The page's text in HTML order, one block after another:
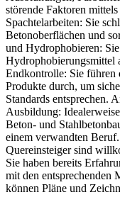
störende Faktoren
Spachtelarbeiten: Sie
Betonoberflächen und
und Hydrophobieren:
Hydrophobierungsmittel
Endkontrolle: Sie führen
Produkte durch, um
Standards entsprechen.
Ausbildung:
Beton- und
einem verwandten
Quereinsteiger sind
Sie haben bereits
mit den entsprechenden
können Pläne und